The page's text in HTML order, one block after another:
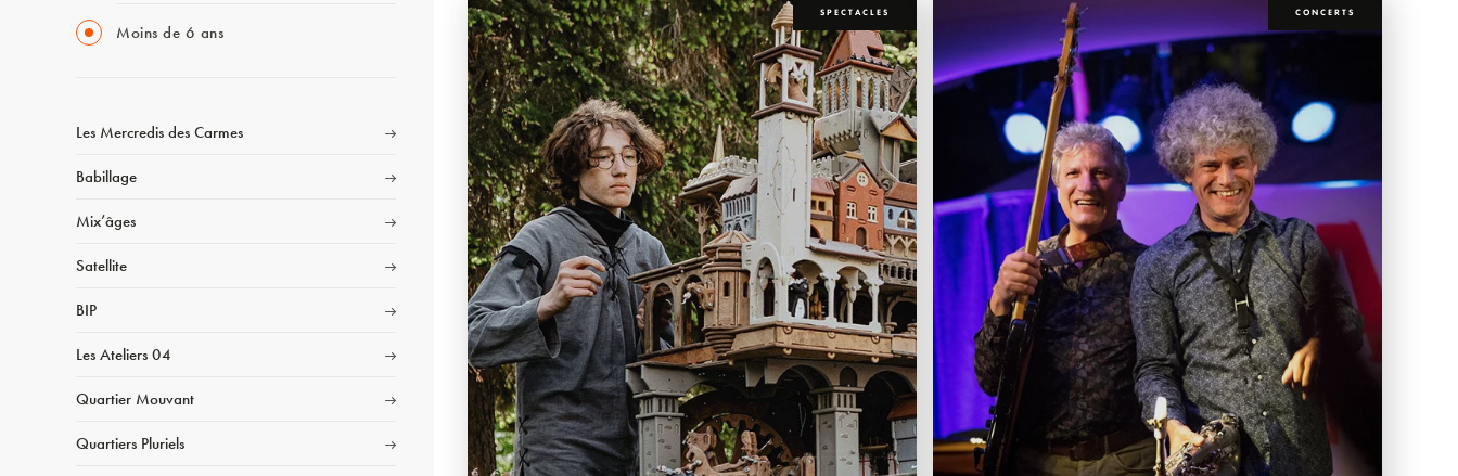
Moins de 6 ans
Les Mercredis des Carmes
Babillage
Mix’âges
Satellite
BIP
Les Ateliers 04
Quartier Mouvant
Quartiers Pluriels
SPECTACLES CONCERTS